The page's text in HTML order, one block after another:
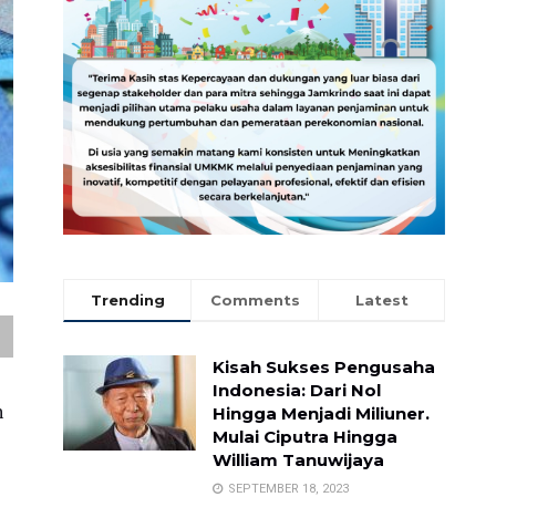
Trending Comments Latest
Kisah Sukses Pengusaha
Indonesia: Dari Nol
Hingga Menjadi Miliuner.
Mulai Ciputra Hingga
William Tanuwijaya
SEPTEMBER 18, 2023